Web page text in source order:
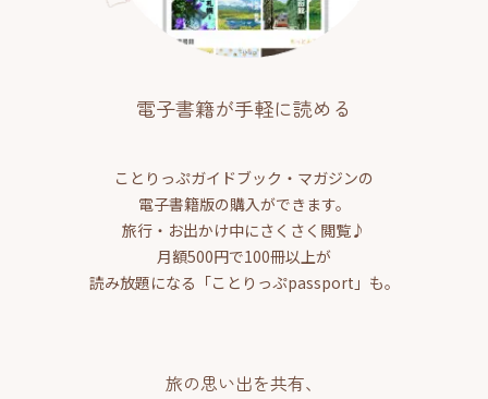
電子書籍が手軽に読める
ことりっぷガイドブック・マガジンの
電子書籍版の購入ができます。
旅行・お出かけ中にさくさく閲覧♪
月額500円で100冊以上が
読み放題になる「ことりっぷpassport」も。
旅の思い出を共有、